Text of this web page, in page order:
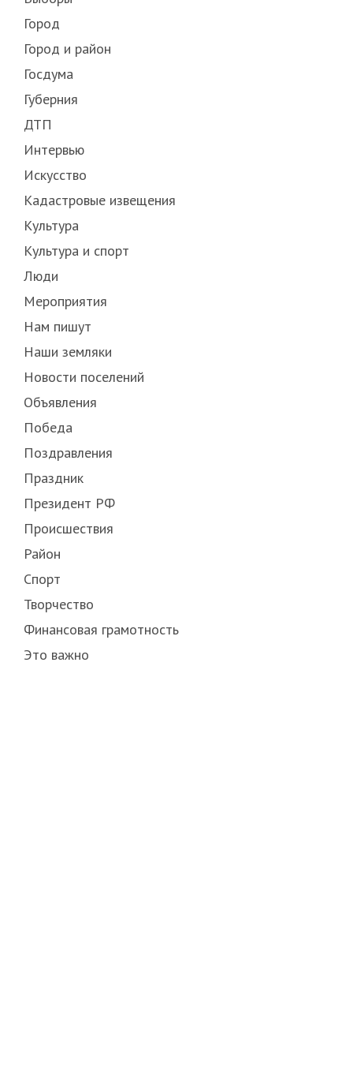
Город
Город и район
Госдума
Губерния
ДТП
Интервью
Искусство
Кадастровые извещения
Культура
Культура и спорт
Люди
Мероприятия
Нам пишут
Наши земляки
Новости поселений
Объявления
Победа
Поздравления
Праздник
Президент РФ
Происшествия
Район
Спорт
Творчество
Финансовая грамотность
Это важно